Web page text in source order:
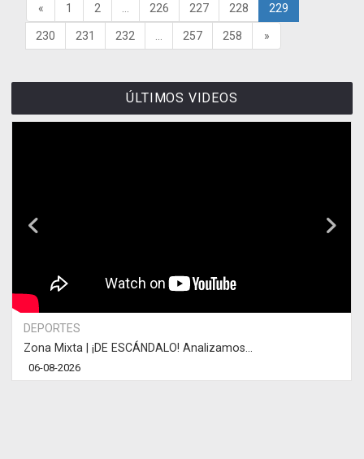
« 1 2 226 227 228 229
230 231 232 257 258 »
ÚLTIMOS VIDEOS
DEPORTES
Zona Mixta | ¡DE ESCÁNDALO! Analizamos...
06-08-2026